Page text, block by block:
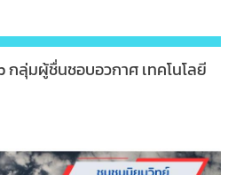
กลุ่มผู้ชื่นชอบอวกาศ เทคโนโลยี